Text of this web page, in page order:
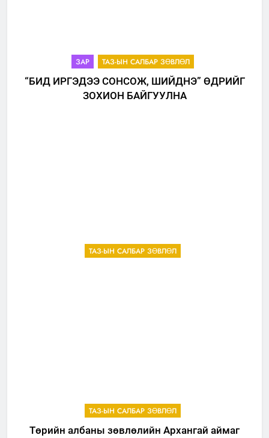
ЗАР ТАЗ-ЫН САЛБАР ЗӨВЛӨЛ
“БИД ИРГЭДЭЭ СОНСОЖ, ШИЙДНЭ” ӨДРИЙГ
ЗОХИОН БАЙГУУЛНА
ТАЗ-ЫН САЛБАР ЗӨВЛӨЛ
ТАЗ-ЫН САЛБАР ЗӨВЛӨЛ
Төрийн албаны зөвлөлийн Архангай аймаг